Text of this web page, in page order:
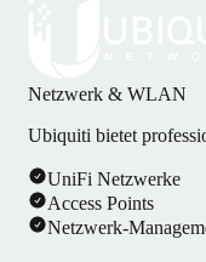
Netzwerk & WLAN
Ubiquiti bietet
UniFi Netzwerke
Access Points
Netzwerk-